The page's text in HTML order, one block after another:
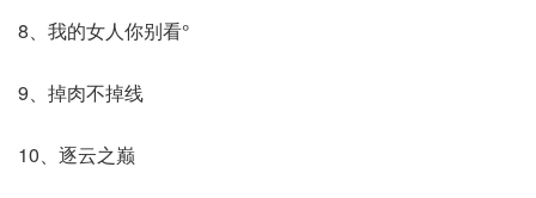
8、我的女人你别看°
9、掉肉不掉线
10、逐云之巅